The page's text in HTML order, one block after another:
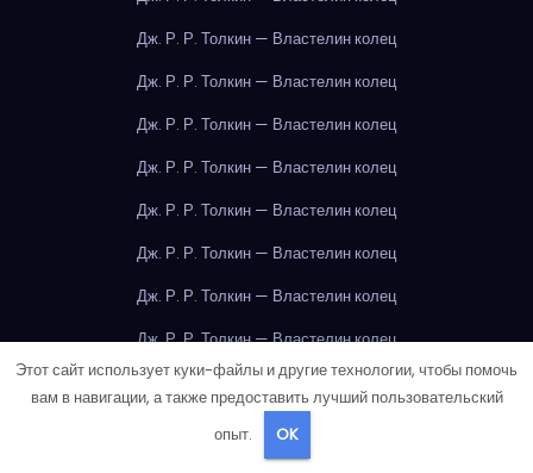
Дж. Р. Р. Толкин — Властелин колец
Дж. Р. Р. Толкин — Властелин колец
Дж. Р. Р. Толкин — Властелин колец
Дж. Р. Р. Толкин — Властелин колец
Дж. Р. Р. Толкин — Властелин колец
Дж. Р. Р. Толкин — Властелин колец
Дж. Р. Р. Толкин — Властелин колец
Дж. Р. Р. Толкин — Властелин колец
Дж. Р. Р. Толкин — Властелин колец
Дж. Р. Р. Толкин — Властелин колец
Дж. Р. Р. Толкин — Властелин колец
Этот сайт использует куки-файлы и другие технологии, чтобы помочь
вам в навигации, а также предоставить лучший пользовательский
опыт.
OK